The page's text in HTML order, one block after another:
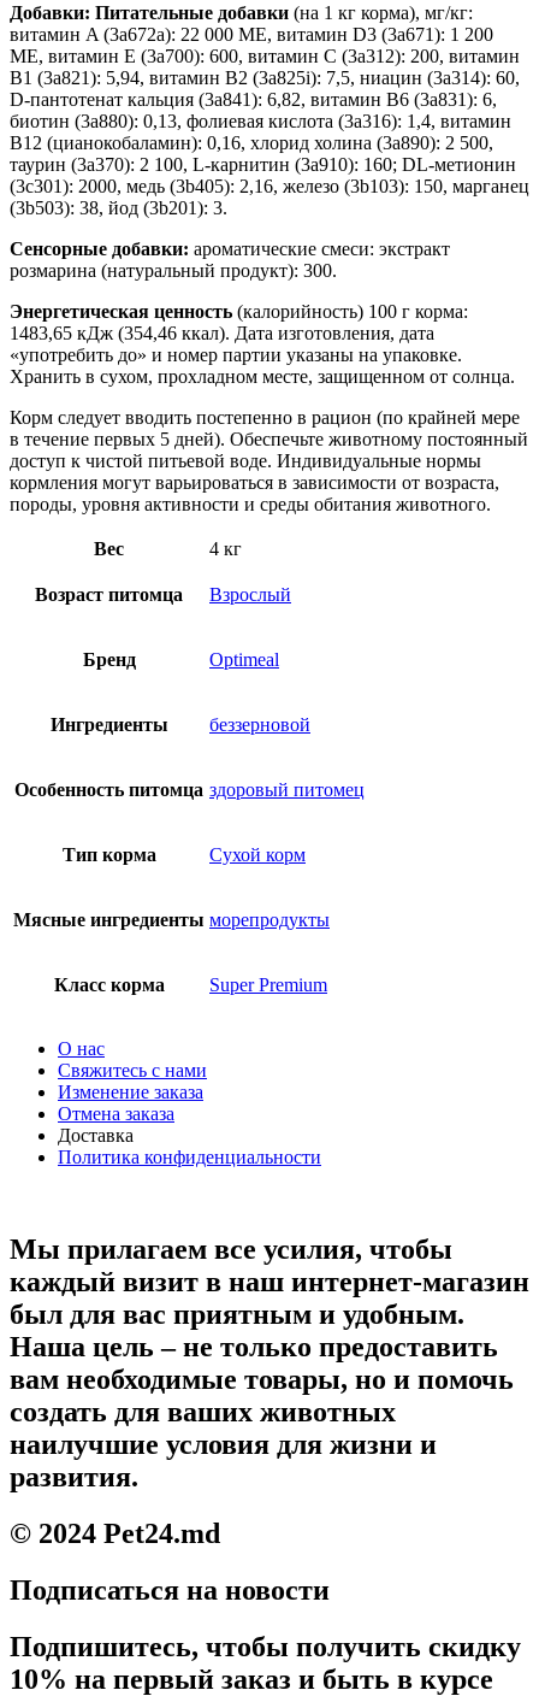
Добавки: Питательные добавки (на 1 кг корма), мг/кг:
витамин A (3а672а): 22 000 МЕ, витамин D3 (3а671): 1 200
МЕ, витамин E (3а700): 600, витамин C (3а312): 200, витамин
B1 (3а821): 5,94, витамин B2 (3a825i): 7,5, ниацин (3а314): 60,
D-пантотенат кальция (3а841): 6,82, витамин B6 (3а831): 6,
биотин (3а880): 0,13, фолиевая кислота (3а316): 1,4, витамин
B12 (цианокобаламин): 0,16, хлорид холина (3а890): 2 500,
таурин (3а370): 2 100, L-карнитин (3а910): 160; DL-метионин
(3c301): 2000, медь (3b405): 2,16, железо (3b103): 150, марганец
(3b503): 38, йод (3b201): 3.
Сенсорные добавки: ароматические смеси: экстракт
розмарина (натуральный продукт): 300.
Энергетическая ценность (калорийность) 100 г корма:
1483,65 кДж (354,46 ккал). Дата изготовления, дата
«употребить до» и номер партии указаны на упаковке.
Хранить в сухом, прохладном месте, защищенном от солнца.
Корм следует вводить постепенно в рацион (по крайней мере
в течение первых 5 дней). Обеспечьте животному постоянный
доступ к чистой питьевой воде. Индивидуальные нормы
кормления могут варьироваться в зависимости от возраста,
породы, уровня активности и среды обитания животного.
Вес 4 кг
Возраст питомца Взрослый
Бренд Optimeal
Ингредиенты беззерновой
Особенность питомца здоровый питомец
Тип корма Сухой корм
Мясные ингредиенты морепродукты
Класс корма Super Premium
О нас
Свяжитесь с нами
Изменение заказа
Отмена заказа
Доставка
Политика конфиденциальности
Мы прилагаем все усилия, чтобы
каждый визит в наш интернет-магазин
был для вас приятным и удобным.
Наша цель – не только предоставить
вам необходимые товары, но и помочь
создать для ваших животных
наилучшие условия для жизни и
развития.
© 2024 Pet24.md
Подписаться на новости
Подпишитесь, чтобы получить скидку
10% на первый заказ и быть в курсе